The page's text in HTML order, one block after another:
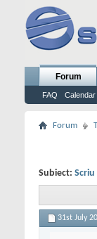
Forum
FAQ Calendar
Forum
Subiect:
31st July